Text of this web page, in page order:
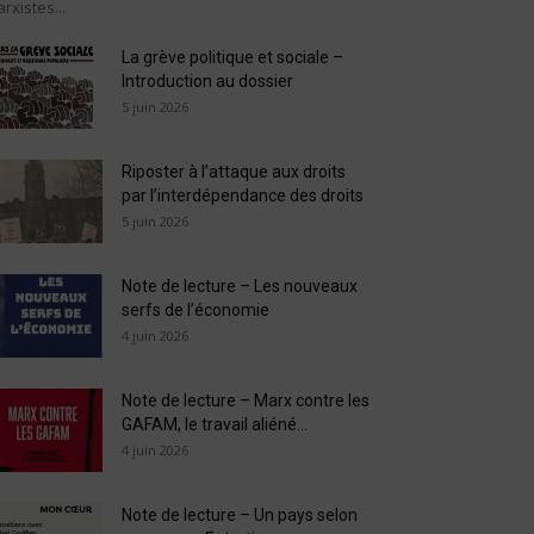
La grève politique et sociale –
Introduction au dossier
5 juin 2026
Riposter à l’attaque aux droits
par l’interdépendance des droits
5 juin 2026
Note de lecture – Les nouveaux
serfs de l’économie
4 juin 2026
Note de lecture – Marx contre les
GAFAM, le travail aliéné...
4 juin 2026
Note de lecture – Un pays selon